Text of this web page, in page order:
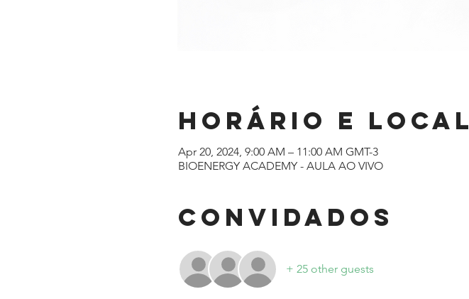
Horário e local
Apr 20, 2024, 9:00 AM – 11:00 AM GMT-3
BIOENERGY ACADEMY - AULA AO VIVO
Convidados
+ 25 other guests